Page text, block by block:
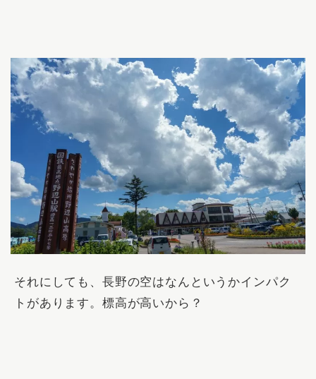
それにしても、長野の空はなんというかインパク
トがあります。標高が高いから？